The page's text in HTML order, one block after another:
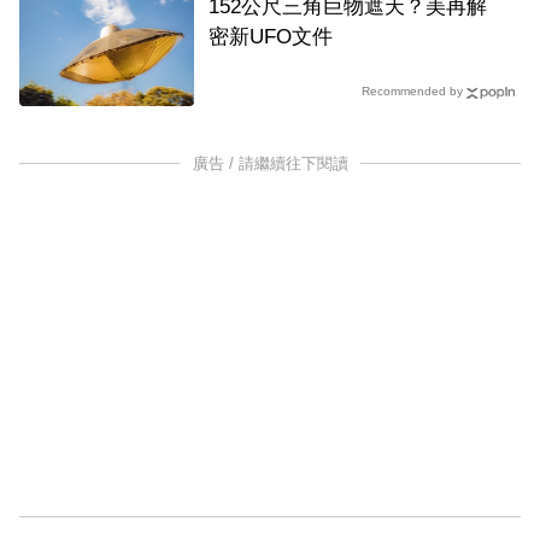
152公尺三角巨物遮天？美再解
密新UFO文件
Recommended by
廣告 / 請繼續往下閱讀